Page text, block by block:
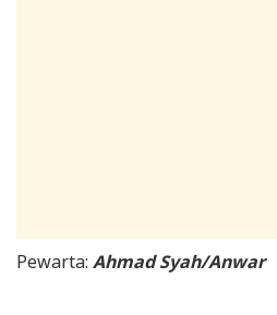
Pewarta: Ahmad Syah/Anwar